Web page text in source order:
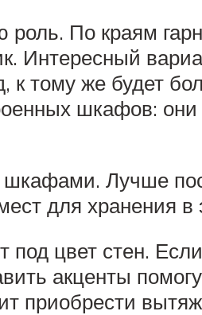
По краям
Интересный
к тому же будет
шкафов:
Лучше
для хранения в
цвет стен.
акценты
приобрести